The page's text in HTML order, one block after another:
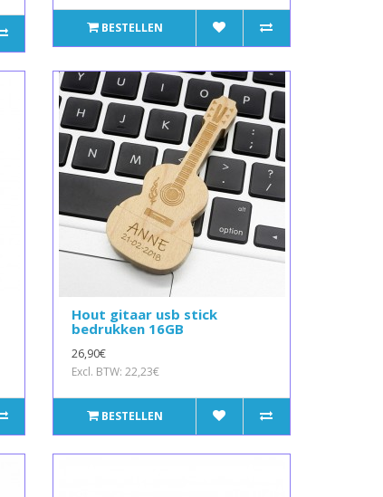
BESTELLEN
Hout gitaar usb stick
bedrukken 16GB
26,90€
Excl. BTW: 22,23€
BESTELLEN